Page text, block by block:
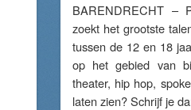
BARENDRECHT –
zoekt het grootste
tussen de 12 en 18
op het gebied van
theater, hip hop,
laten zien? Schrijf je